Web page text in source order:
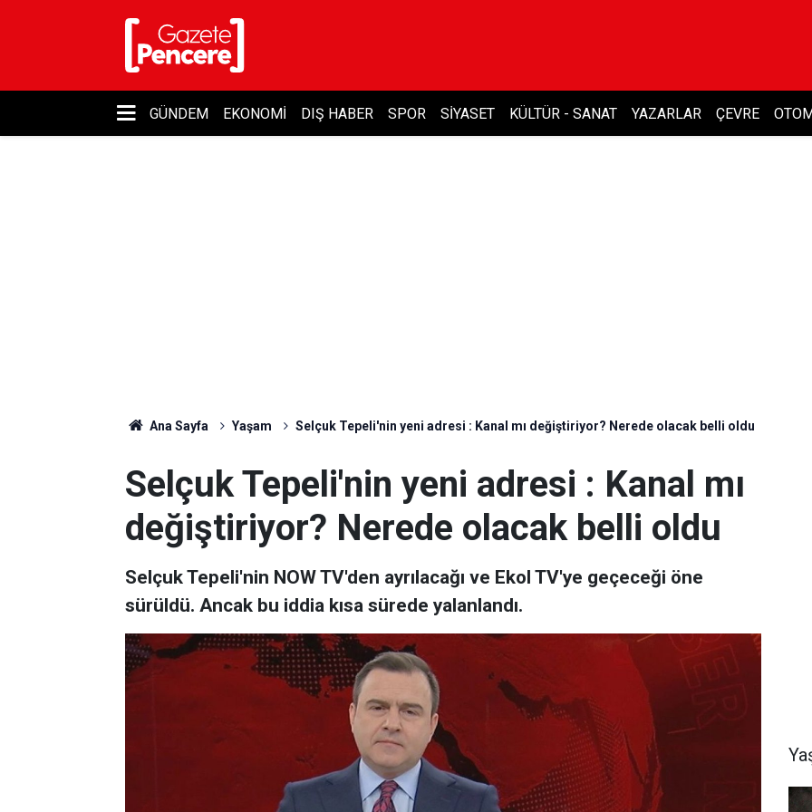
GÜNDEM EKONOMI DIŞ HABER SPOR SIYASET KÜLTÜR - SANAT YAZARLAR ÇEVRE
Ana Sayfa Yaşam Selçuk Tepeli'nin yeni adresi : Kanal mı değiştiriyor? Nerede olacak belli oldu
Selçuk Tepeli'nin yeni adresi : Kanal mı
değiştiriyor? Nerede olacak belli oldu
Selçuk Tepeli'nin NOW TV'den ayrılacağı ve Ekol TV'ye geçeceği öne
sürüldü. Ancak bu iddia kısa sürede yalanlandı.